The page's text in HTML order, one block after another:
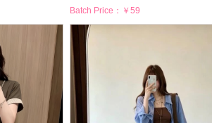
Batch Price： ￥59